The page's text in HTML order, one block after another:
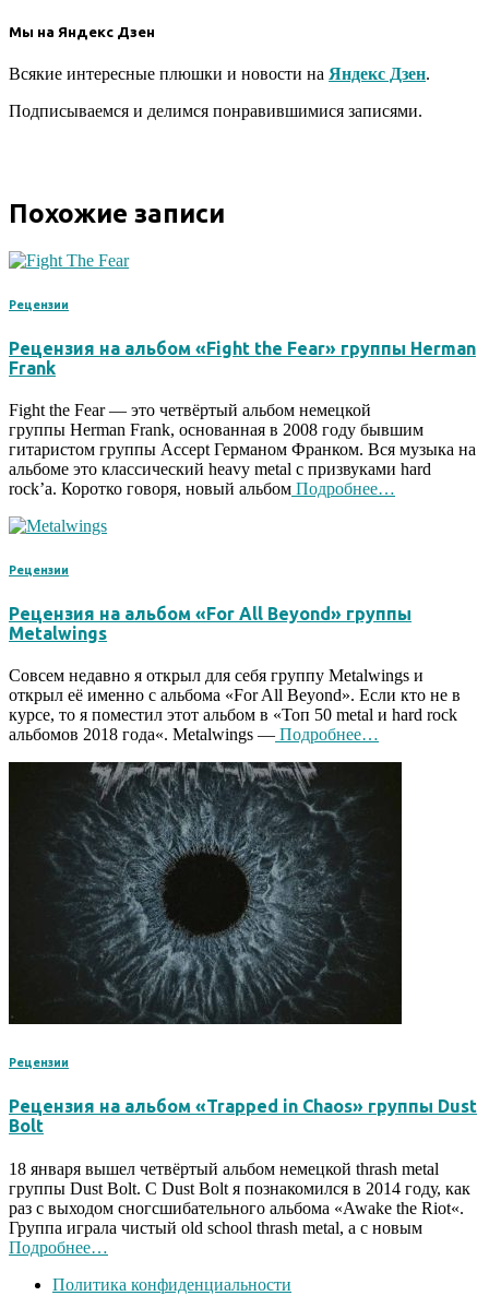
Мы на Яндекс Дзен
Всякие интересные плюшки и новости на Яндекс Дзен.
Подписываемся и делимся понравившимися записями.
Похожие записи
Рецензии
Рецензия на альбом «Fight the Fear» группы Herman
Frank
Fight the Fear — это четвёртый альбом немецкой
группы Herman Frank, основанная в 2008 году бывшим
гитаристом группы Accept Германом Франком. Вся музыка на
альбоме это классический heavy metal с призвуками hard
rock’a. Коротко говоря, новый альбом Подробнее…
Рецензии
Рецензия на альбом «For All Beyond» группы
Metalwings
Совсем недавно я открыл для себя группу Metalwings и
открыл её именно с альбома «For All Beyond». Если кто не в
курсе, то я поместил этот альбом в «Топ 50 metal и hard rock
альбомов 2018 года«. Metalwings — Подробнее…
Рецензии
Рецензия на альбом «Trapped in Chaos» группы Dust
Bolt
18 января вышел четвёртый альбом немецкой thrash metal
группы Dust Bolt. С Dust Bolt я познакомился в 2014 году, как
раз с выходом сногсшибательного альбома «Awake the Riot«.
Группа играла чистый old school thrash metal, а с новым
Подробнее…
Политика конфиденциальности